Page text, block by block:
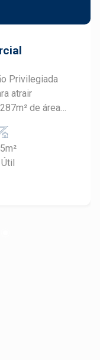
Privilegiada
atrair
de área
tamanhos que
Recepção
estrutura